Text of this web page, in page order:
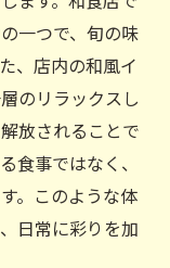
一つで、旬の味
、店内の和風イ
のリラックスし
放されることで
食事ではなく、
。このような体
日常に彩りを加